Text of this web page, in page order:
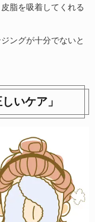
脂を吸着してくれる
ングが十分でないと
いケア」